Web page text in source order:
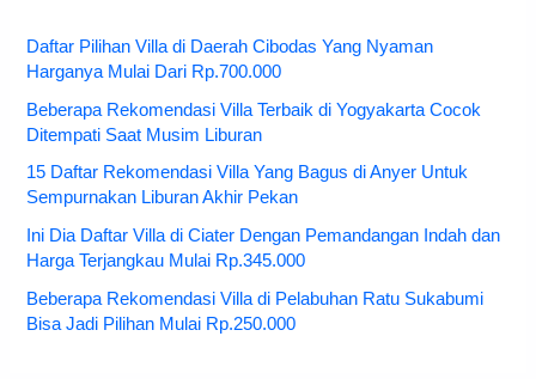
Daftar Pilihan Villa di Daerah Cibodas Yang Nyaman
Harganya Mulai Dari Rp.700.000
Beberapa Rekomendasi Villa Terbaik di Yogyakarta Cocok
Ditempati Saat Musim Liburan
15 Daftar Rekomendasi Villa Yang Bagus di Anyer Untuk
Sempurnakan Liburan Akhir Pekan
Ini Dia Daftar Villa di Ciater Dengan Pemandangan Indah dan
Harga Terjangkau Mulai Rp.345.000
Beberapa Rekomendasi Villa di Pelabuhan Ratu Sukabumi
Bisa Jadi Pilihan Mulai Rp.250.000